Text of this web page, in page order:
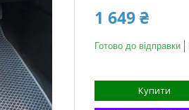
1 649 ₴
Готово до відправки
Купити